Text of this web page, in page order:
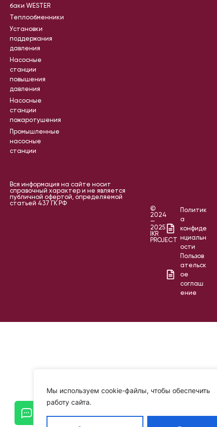
Мы используем cookie-файлы, чтобы обеспечить
работу сайта.
баки WESTER
Теплообменники
Установки
поддержания
давления
Насосные
станции
повышения
давления
Насосные
станции
пожаротушения
Промышленные
насосные
станции
Вся информация на сайте носит
справочный характер и не является
публичной офертой, определяемой
статьей 437 ГК РФ
©
2024
—
2025
IKR
PROJECT
Политик
а
конфиде
нциальн
ости
Пользов
ательск
ое
соглаш
ение